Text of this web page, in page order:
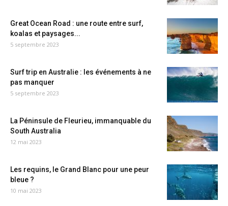
Great Ocean Road : une route entre surf,
koalas et paysages...
5 septembre 2023
Surf trip en Australie : les événements à ne
pas manquer
5 septembre 2023
La Péninsule de Fleurieu, immanquable du
South Australia
12 mai 2023
Les requins, le Grand Blanc pour une peur
bleue ?
10 mai 2023